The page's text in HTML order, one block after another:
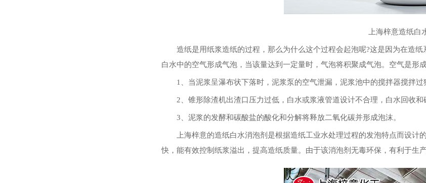
上海梓意造纸白
造纸是用纸浆造纸的过程，那么为什么这个过程会起泡呢?这是因为在造纸
白水中的空气形成气泡，当该量达到一定量时，气泡将积聚成气泡。空气是形
1、当泥浆呈瀑布状下落时，泥浆泵的空气泄漏，泥浆池中的搅拌器搅拌过
2、锥形除渣机出渣口压力过低，白水或浆液管道设计不合理，白水回收和
3、泥浆的发酵和碳酸盐的酸化和分解将释放二氧化碳并形成泡沫。
上海梓意的造纸白水消泡剂是根据造纸工业水处理过程的发泡特点而设计
快，能有效控制纸浆溢出，提高造纸质量。由于该消泡剂无毒环保，有利于生